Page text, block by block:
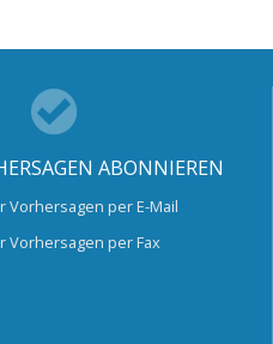
ABONNIEREN
Vorhersagen per E-Mail
Vorhersagen per Fax